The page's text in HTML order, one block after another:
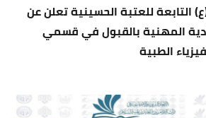
التابعة للعتبة الحسينية تعلن عن
المهنية بالقبول في قسمي
الطبية